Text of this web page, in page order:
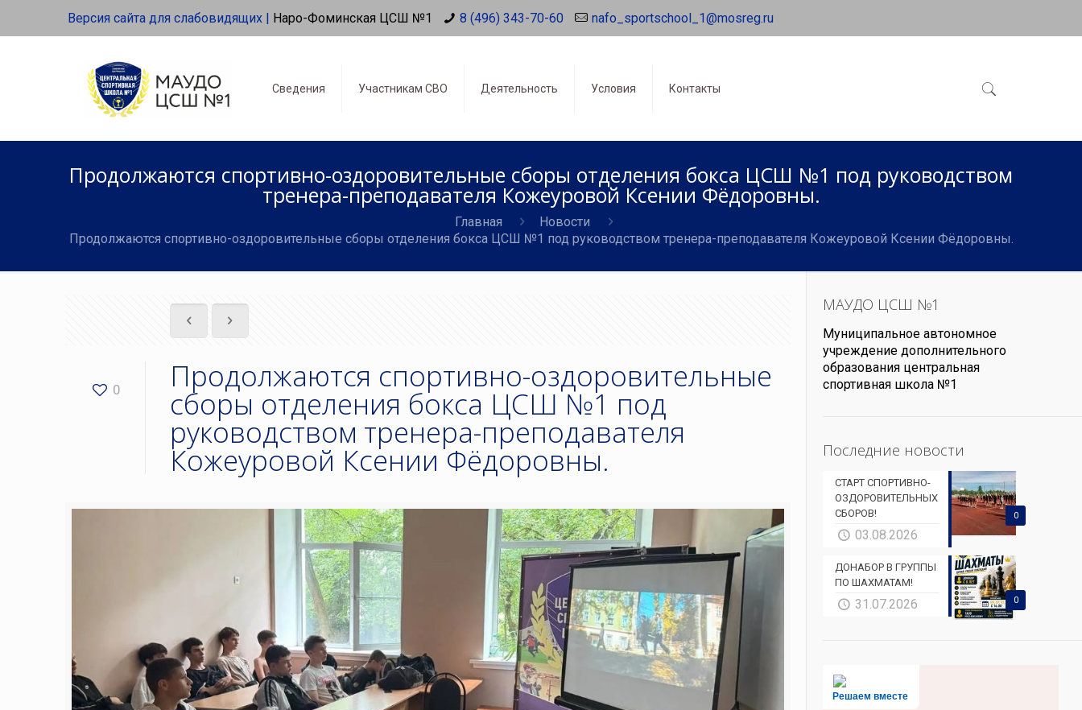
Версия сайта для слабовидящих | Наро-Фоминская ЦСШ №1 8 (496) 343-70-60 nafo_sportschool_1@mosreg.ru
Сведения Участникам СВО Деятельность Условия Контакты
Продолжаются спортивно-оздоровительные сборы отделения бокса ЦСШ №1 под руководством
тренера-преподавателя Кожеуровой Ксении Фёдоровны.
Главная
Новости
Продолжаются спортивно-оздоровительные сборы отделения бокса ЦСШ №1 под руководством тренера-преподавателя Кожеуровой Ксении Фёдоровны.
0 Продолжаются спортивно-оздоровительные
сборы отделения бокса ЦСШ №1 под
руководством тренера-преподавателя
Кожеуровой Ксении Фёдоровны.
МАУДО ЦСШ №1
Муниципальное автономное
учреждение дополнительного
образования центральная
спортивная школа №1
Последние новости
0
СТАРТ СПОРТИВНО-
ОЗДОРОВИТЕЛЬНЫХ
СБОРОВ!
03.08.2026
0
ДОНАБОР В ГРУППЫ
ПО ШАХМАТАМ!
31.07.2026
Решаем вместе